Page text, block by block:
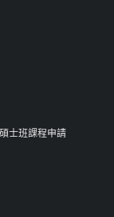
士班課程申請